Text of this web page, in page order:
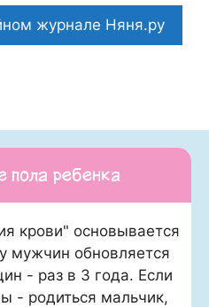
журнале Няня.ру
пола ребенка
крови" основывается
мужчин обновляется
- раз в 3 года. Если
- родиться мальчик,